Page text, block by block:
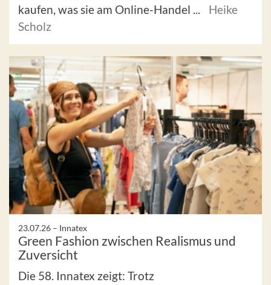
kaufen, was sie am Online-Handel ...
Heike
Scholz
23.07.26 – Innatex
Green Fashion zwischen Realismus und
Zuversicht
Die 58. Innatex zeigt: Trotz